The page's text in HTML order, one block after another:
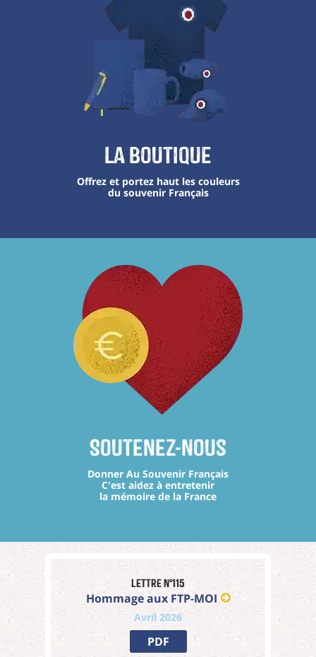
La boutique
Offrez et portez haut les couleurs
du souvenir Français
Soutenez-nous
Donner Au Souvenir Français
C'est aidez à entretenir
la mémoire de la France
Lettre n°115
Hommage aux FTP-MOI
Avril 2026
PDF